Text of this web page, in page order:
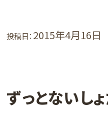
投稿日： 2015年4月16日
ずっとないし